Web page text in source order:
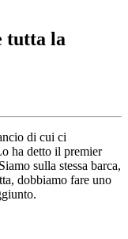
tutta la
di cui ci
ha detto il premier
sulla stessa barca,
dobbiamo fare uno